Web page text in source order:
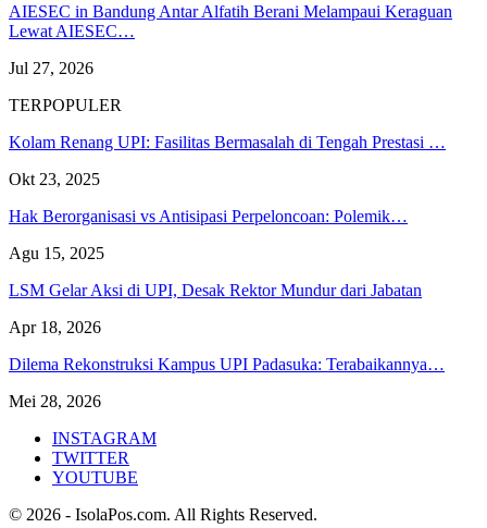
AIESEC in Bandung Antar Alfatih Berani Melampaui Keraguan
Lewat AIESEC…
Jul 27, 2026
TERPOPULER
Kolam Renang UPI: Fasilitas Bermasalah di Tengah Prestasi …
Okt 23, 2025
Hak Berorganisasi vs Antisipasi Perpeloncoan: Polemik…
Agu 15, 2025
LSM Gelar Aksi di UPI, Desak Rektor Mundur dari Jabatan
Apr 18, 2026
Dilema Rekonstruksi Kampus UPI Padasuka: Terabaikannya…
Mei 28, 2026
INSTAGRAM
TWITTER
YOUTUBE
© 2026 - IsolaPos.com. All Rights Reserved.